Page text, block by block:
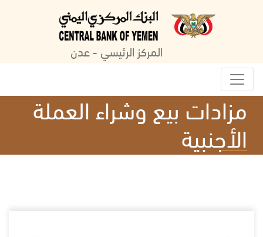
المركز الرئيسي - عدن
مزادات بيع وشراء العملة
الأجنبية